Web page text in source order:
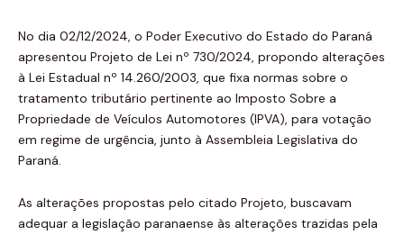
No dia 02/12/2024, o Poder Executivo do Estado do Paraná
apresentou Projeto de Lei nº 730/2024, propondo alterações
à Lei Estadual nº 14.260/2003, que fixa normas sobre o
tratamento tributário pertinente ao Imposto Sobre a
Propriedade de Veículos Automotores (IPVA), para votação
em regime de urgência, junto à Assembleia Legislativa do
Paraná.
As alterações propostas pelo citado Projeto, buscavam
adequar a legislação paranaense às alterações trazidas pela